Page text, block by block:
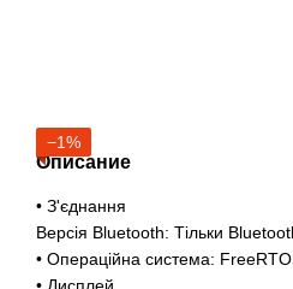
−1%
Описание
• З'єднання
Версія Bluetooth: Тільки
• Операційна система: